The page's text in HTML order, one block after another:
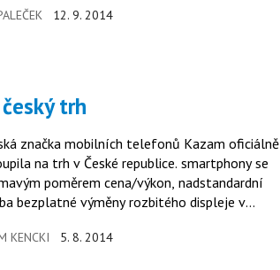
12. 9. 2014
trh
značka mobilních telefonů Kazam oficiálně
na trh v České republice. smartphony se
poměrem cena/výkon, nadstandardní
bezplatné výměny rozbitého displeje v
umožní vyřešit softwarový problém v
KENCKI 5. 8. 2014